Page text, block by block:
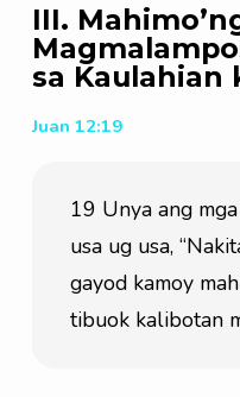
III.
sa Kaulahian
Juan 12:19
19 Unya ang
usa ug usa,
gayod kamoy
tibuok kalibotan